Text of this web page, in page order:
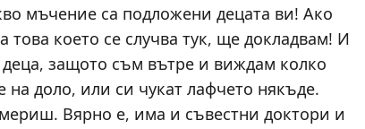
мъчение са подложени децата ви! Ако
което се случва тук, ще докладвам! И
защото съм вътре и виждам колко
доло, или си чукат лафчето някъде.
Вярно е, има и съвестни доктори и